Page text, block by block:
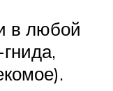
в любой